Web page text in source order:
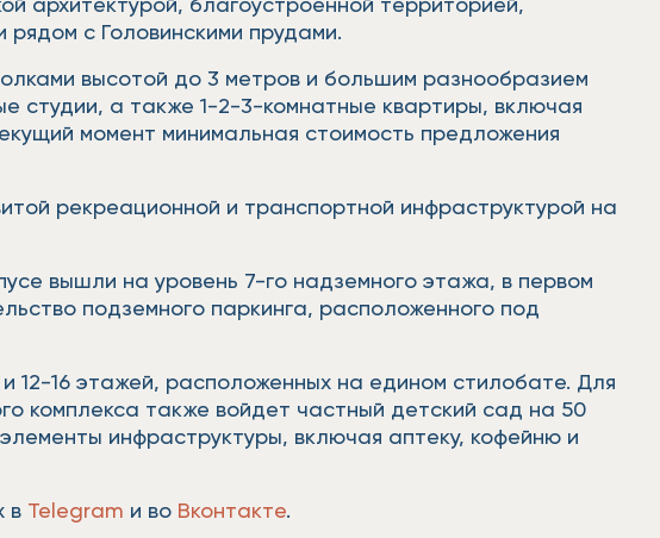
с Головинскими прудами.
высотой до 3 метров и большим разнообразием
студии, а также 1-2-3-комнатные квартиры, включая
момент минимальная стоимость предложения
рекреационной и транспортной инфраструктурой на
вышли на уровень 7-го надземного этажа, в первом
подземного паркинга, расположенного под
12-16 этажей, расположенных на едином стилобате. Для
комплекса также войдет частный детский сад на 50
инфраструктуры, включая аптеку, кофейню и
в Telegram и во Вконтакте.